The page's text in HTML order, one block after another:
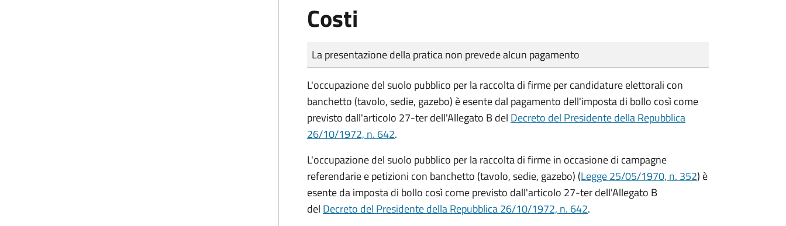
Costi
Tipo di pagamento
Importo
La presentazione della pratica non prevede alcun pagamento
L'occupazione del suolo pubblico per la raccolta di firme per candidature elettorali con
banchetto (tavolo, sedie, gazebo) è esente dal pagamento dell'imposta di bollo così come
previsto dall'articolo 27-ter dell'Allegato B del Decreto del Presidente della Repubblica
26/10/1972, n. 642.
L'occupazione del suolo pubblico per la raccolta di firme in occasione di campagne
referendarie e petizioni con banchetto (tavolo, sedie, gazebo) (Legge 25/05/1970, n. 352) è
esente da imposta di bollo così come previsto dall'articolo 27-ter dell'Allegato B
del Decreto del Presidente della Repubblica 26/10/1972, n. 642.